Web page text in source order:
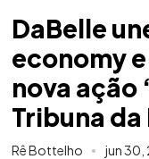
DaBelle
economy
nova ação
Tribuna da
Rê Bottelho jun 30,